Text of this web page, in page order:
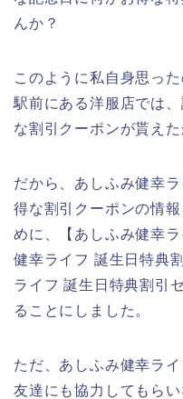
んか？
このように私自身思っ
駅前にある洋服店では
な割引クーポンが貰えた
だから、あしふみ健幸
得な割引クーポンの情
めに、【あしふみ健幸
健幸ライフ 誕生日特典
ライフ 誕生日特典割引
ることにしました。
ただ、あしふみ健幸ラ
友達にも協力してもら